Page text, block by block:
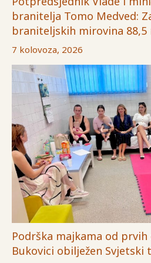
branitelja Tomo Medved:
braniteljskih mirovina 88,5
7 kolovoza, 2026
Podrška majkama od prvih
Bukovici obilježen Svjetski